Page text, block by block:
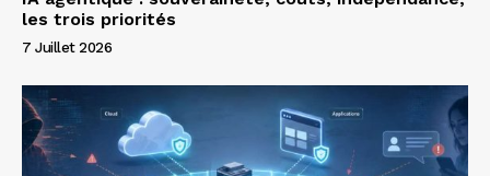
les trois priorités
7 Juillet 2026